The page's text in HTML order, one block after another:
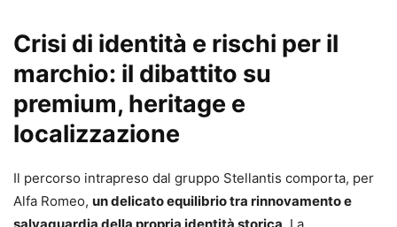
Crisi di identità e rischi per il
marchio: il dibattito su
premium, heritage e
localizzazione
Il percorso intrapreso dal gruppo Stellantis comporta, per
Alfa Romeo, un delicato equilibrio tra rinnovamento e
salvaguardia della propria identità storica. La